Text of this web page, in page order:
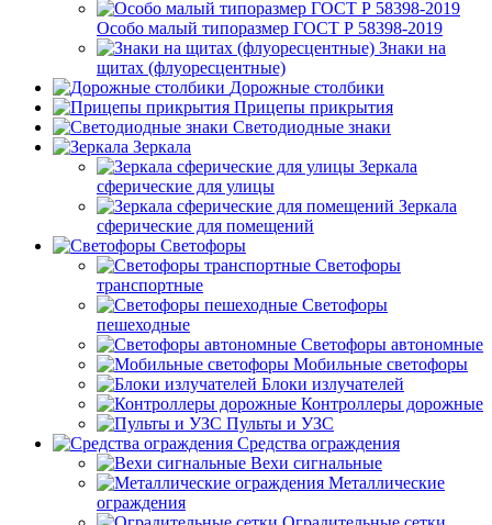
Особо малый типоразмер ГОСТ Р 58398-2019
Знаки на
щитах (флуоресцентные)
Дорожные столбики
Прицепы прикрытия
Светодиодные знаки
Зеркала
Зеркала
сферические для улицы
Зеркала
сферические для помещений
Светофоры
Светофоры
транспортные
Светофоры
пешеходные
Светофоры автономные
Мобильные светофоры
Блоки излучателей
Контроллеры дорожные
Пульты и УЗС
Средства ограждения
Вехи сигнальные
Металлические
ограждения